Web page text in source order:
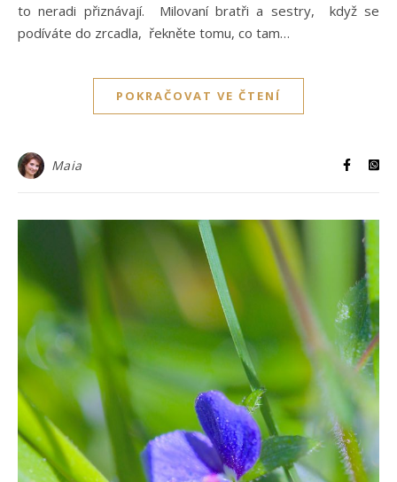
to neradi přiznávají. Milovaní bratři a sestry, když se
podíváte do zrcadla, řekněte tomu, co tam…
POKRAČOVAT VE ČTENÍ
Maia